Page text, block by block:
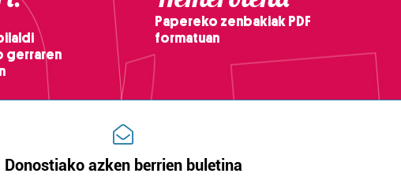
gerraren
Papereko zenbakiak PDF
formatuan
Donostiako azken berrien buletina